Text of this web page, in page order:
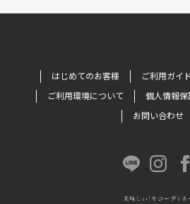
はじめてのお客様 ご利用ガイ
ご利用環境について
個人情報保
お問い合わせ